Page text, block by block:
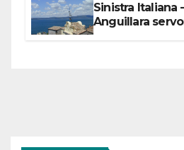
Sinistra Italiana
Anguillara